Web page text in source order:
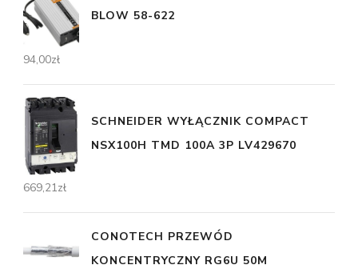
BLOW 58-622
94,00zł
SCHNEIDER WYŁĄCZNIK COMPACT
NSX100H TMD 100A 3P LV429670
669,21zł
CONOTECH PRZEWÓD
KONCENTRYCZNY RG6U 50M